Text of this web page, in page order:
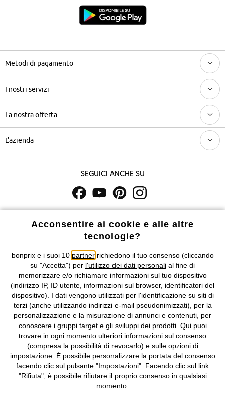
Metodi di pagamento
I nostri servizi
La nostra offerta
L'azienda
Seguici anche su
costi di servizio.
Condizioni di vendita
Informativa privacy e cookie Gestione dei cookie
Informazioni legali Diritto di recesso
©2026 bonprix.Tutti i diritti riservati.
bonprix S.r.l. con socio unico, sede legale: via Adua 33 - 13855
Valdengo (BI) C.F. 01510910027 - P.I. 01939830020, Reg. Imprese di
Biella n. 01510910027, R.E.A. BI - 171345, N. Reg. Pile:
IT09060P00000858, N. Reg. AEE: IT08020000002105 Capitale
Sociale: euro 1.000.000 i.v, Società soggetta all'attività di direzione
e coordinamento di bonprix Beteiligungs -Verwaltungsgesellschaft
mbH.
Acconsentire ai cookie e alle altre
tecnologie?
bonprix e i suoi 10 partnerrichiedono il tuo consenso (cliccando
su "Accetta") per l'utilizzo dei dati personali al fine di
memorizzare e/o richiamare informazioni sul tuo dispositivo
(indirizzo IP, ID utente, informazioni sul browser, identificatori del
dispositivo). I dati vengono utilizzati per l'identificazione su siti di
terzi (anche utilizzando indirizzi e-mail pseudonimizzati), per la
personalizzazione e la misurazione di annunci e contenuti, per
conoscere i gruppi target e gli sviluppi dei prodotti. Quipuoi
trovare in ogni momento ulteriori informazioni sul consenso
(compresa la possibilità di revocarlo) e sulle opzioni di
impostazione. È possibile personalizzare la portata del consenso
facendo clic sul pulsante "Impostazioni". Facendo clic sul link
"Rifiuta", è possibile rifiutare il proprio consenso in qualsiasi
momento.